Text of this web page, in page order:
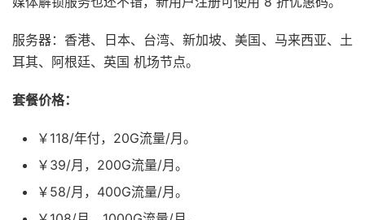
服务器：香港、日本、台湾、新加坡、美国、马来西亚、土
耳其、阿根廷、英国 机场节点。
套餐价格：
￥118/年付，20G流量/月。
￥39/月，200G流量/月。
￥58/月，400G流量/月。